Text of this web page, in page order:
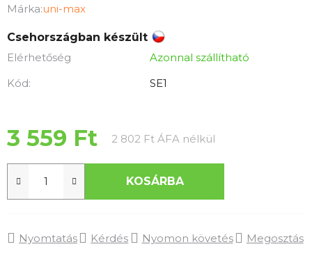
termék
értékelése
5-
ből
Márka:uni-max
Csehországban készült
Elérhetőség
Azonnal szállítható
Kód:
SE1
3 559 Ft 2 802 Ft ÁFA nélkül
KOSÁRBA
Nyomtatás Kérdés Nyomon követés Megosztás